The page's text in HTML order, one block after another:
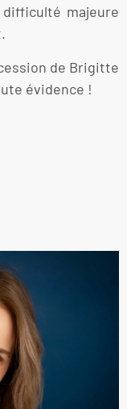
difficulté majeure
de Brigitte
évidence !